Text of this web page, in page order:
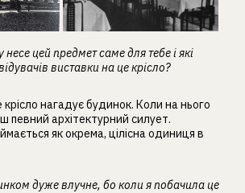
цей предмет саме для тебе і які
виставки на це крісло?
нагадує будинок. Коли на нього
певний архітектурний силует.
як окрема, цілісна одиниця в
дуже влучне, бо коли я побачила це